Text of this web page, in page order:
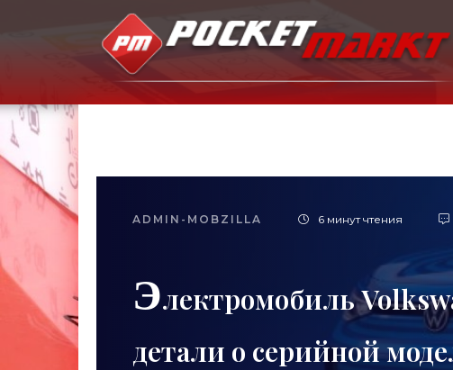
ADMIN-MOBZILLA 6 минут чтения
Электромобиль
детали о серийной